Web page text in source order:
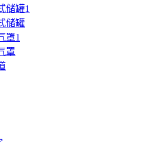
储罐1
储罐
罩1
罩